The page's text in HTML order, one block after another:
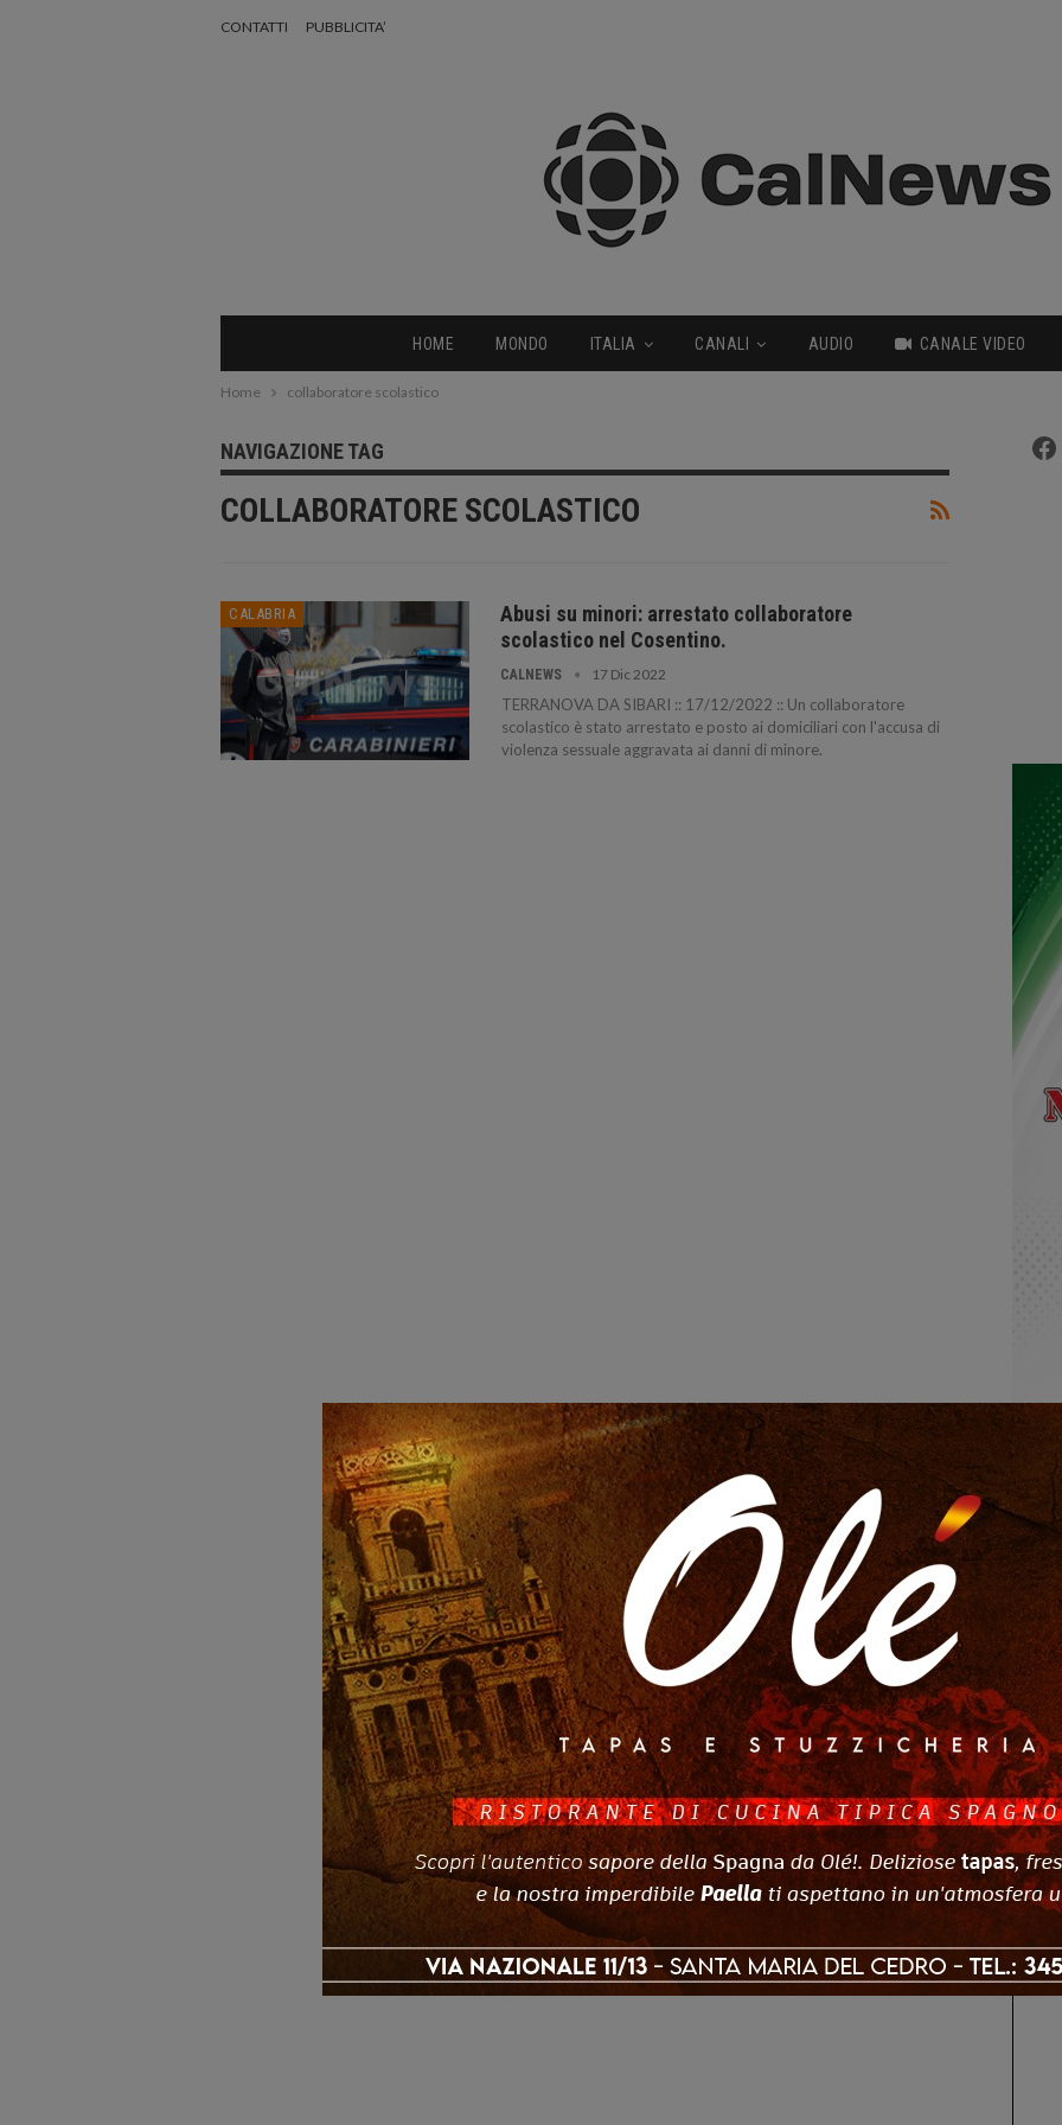
CONTATTI PUBBLICITA’
HOME MONDO ITALIA CANALI AUDIO CANALE VIDEO
Home collaboratore scolastico
NAVIGAZIONE TAG
COLLABORATORE SCOLASTICO
CALABRIA
Abusi su minori: arrestato collaboratore
scolastico nel Cosentino.
CALNEWS 17 Dic 2022
TERRANOVA DA SIBARI :: 17/12/2022 :: Un collaboratore
scolastico è stato arrestato e posto ai domiciliari con l'accusa di
violenza sessuale aggravata ai danni di minore.